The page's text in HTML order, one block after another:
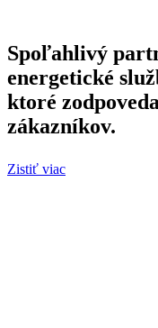
Spoľahlivý
energetické
ktoré
zákazníkov.
Zistiť viac